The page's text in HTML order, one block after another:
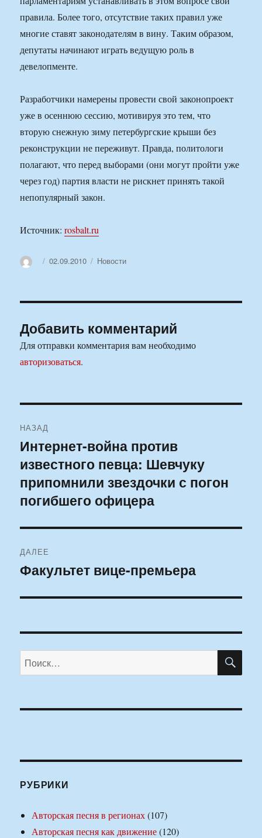
правила. Более того, отсутствие таких правил уже
многие ставят законодателям в вину. Таким образом,
депутаты начинают играть ведущую роль в
девелопменте.
Разработчики намерены провести свой законопроект
уже в осеннюю сессию, мотивируя это тем, что
вторую снежную зиму петербургские крыши без
реконструкции не переживут. Правда, политологи
полагают, что перед выборами (они могут пройти уже
через год) партия власти не рискнет принять такой
непопулярный закон.
Источник:rosbalt.ru
АвторОпубликовано
02.09.2010 Рубрики
Новости
Добавить комментарий
Для отправки комментария вам необходимо
авторизоваться.
по
записям
НАЗАД
Предыдущая
запись:
Интернет-война против
известного певца: Шевчуку
припомнили звездочки с погон
погибшего офицера
ДАЛЕЕ
Следующая
Факультет вице-премьера
Искать:
РУБРИКИ
Авторская песня в регионах(107)
Авторская песня как движение(120)